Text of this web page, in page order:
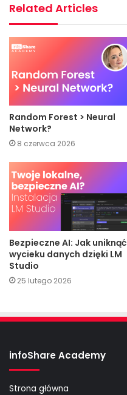
Related Articles
Random Forest > Neural
Network?
8 czerwca 2026
Bezpieczne AI: Jak uniknąć
wycieku danych dzięki LM
Studio
25 lutego 2026
infoShare Academy
Strona główna